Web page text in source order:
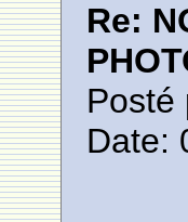
Re:
Posté
Date: